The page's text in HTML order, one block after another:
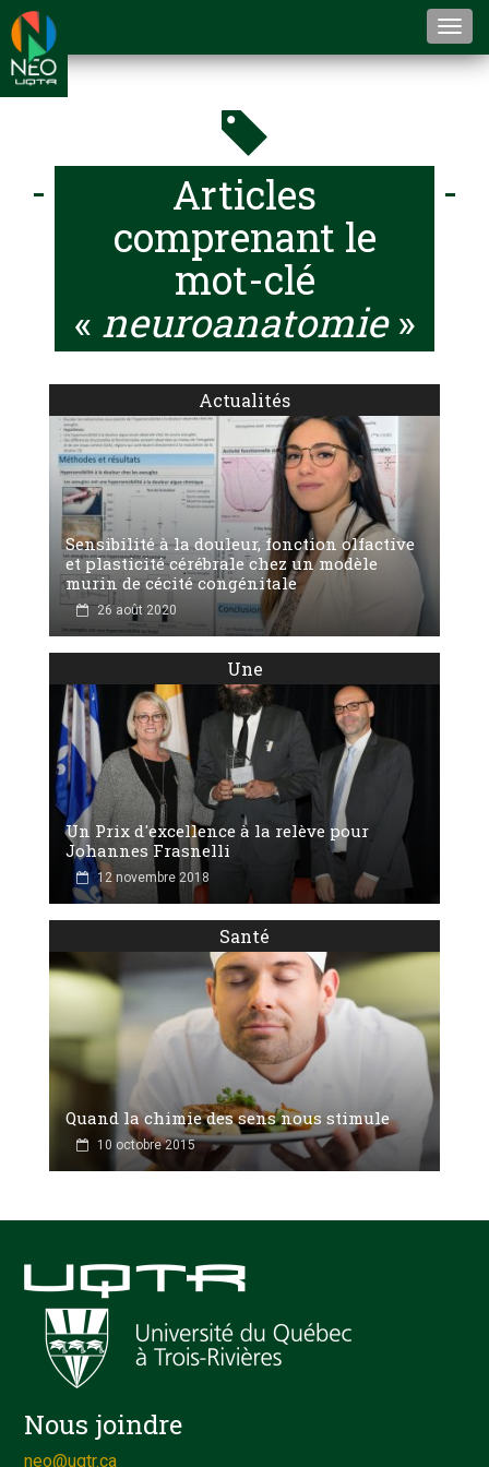
Articles
comprenant le
mot-clé
« neuroanatomie»
Actualités
Sensibilité à la douleur, fonction olfactive
et plasticité cérébrale chez un modèle
murin de cécité congénitale
26 août 2020
Une
Un Prix d'excellence à la relève pour
Johannes Frasnelli
12 novembre 2018
Santé
Quand la chimie des sens nous stimule
10 octobre 2015
Nous joindre
neo@uqtr.ca